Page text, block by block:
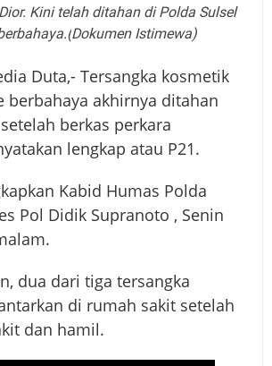
Kini telah ditahan di Polda Sulsel
Dokumen Istimewa)
Duta,- Tersangka kosmetik
berbahaya akhirnya ditahan
berkas perkara
lengkap atau P21.
Kabid Humas Polda
Pol Didik Supranoto , Senin
dua dari tiga tersangka
di rumah sakit setelah
dan hamil.